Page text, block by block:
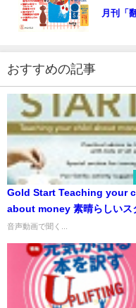
月刊「
おすすめの記事
Gold Start Teaching your
about money 素晴らしいス
トを 子供にお金について教
る
音声動画で聞く...